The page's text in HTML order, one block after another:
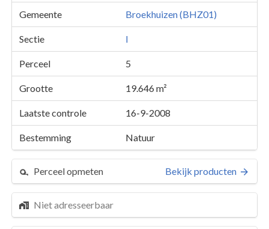
Gemeente Broekhuizen (BHZ01)
Sectie I
Perceel 5
Grootte 19.646 m²
Laatste controle 16-9-2008
Bestemming Natuur
Perceel opmeten Bekijk producten
Niet adresseerbaar